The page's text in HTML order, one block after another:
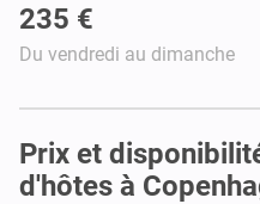
235 €
Du vendredi au dimanche
Prix et
d'hôtes à